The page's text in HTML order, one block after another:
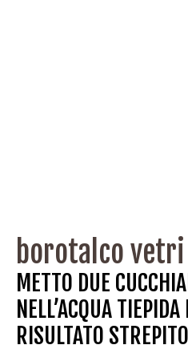
borotalco vetri
METTO DUE
NELL’ACQUA
RISULTATO